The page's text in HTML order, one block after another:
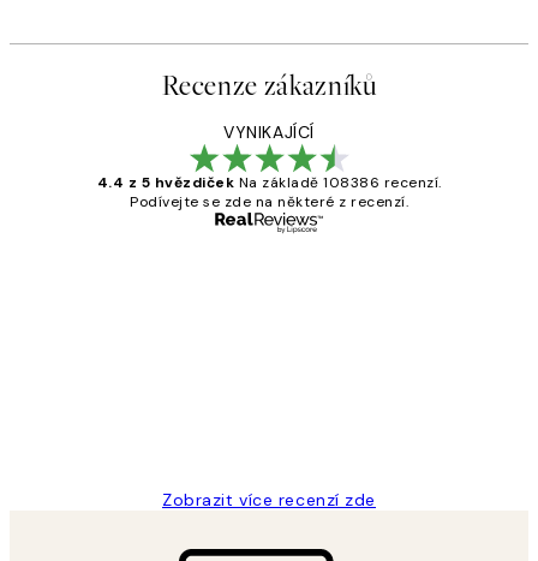
Recenze zákazníků
VYNIKAJÍCÍ
4.4 z 5 hvězdiček Na základě 108386 recenzí.
Podívejte se zde na některé z recenzí.
Zobrazit více recenzí zde